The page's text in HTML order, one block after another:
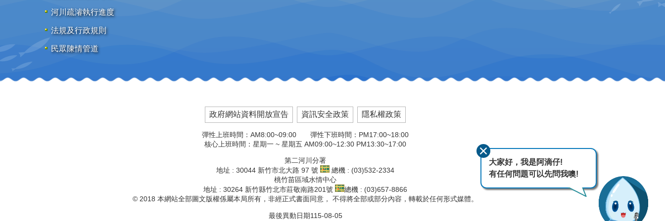
河川疏濬執行進度
法規及行政規則
民眾陳情管道
政府網站資料開放宣告 資訊安全政策 隱私權政策
彈性上班時間：AM8:00~09:00 彈性下班時間：PM17:00~18:00
核心上班時間：星期一 ~ 星期五 AM09:00~12:30 PM13:30~17:00
第二河川分署
地址 : 30044 新竹市北大路 97 號
總機 : (03)532-2334
桃竹苗區域水情中心
地址 : 30264 新竹縣竹北市莊敬南路201號
總機 : (03)657-8866
© 2018 本網站全部圖文版權係屬本局所有，非經正式書面同意， 不得將全部或部分內容，轉載於任何形式媒體。
最後異動日期115-08-05
大家好，我是阿滴仔!
有任何問題可以先問我噢!